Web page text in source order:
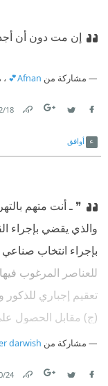
إن مت دون أن أجد
مشاركة من Afnan💕
18‏/12‏/2023
أوافق
والذي يقضي بإجراء
بإجراء انتخاب
للعناصر المرغوب
تعقيم إجباري
(ج) مقابل الحصول
على الفقر في
مشاركة من darwish
24‏/10‏/2023